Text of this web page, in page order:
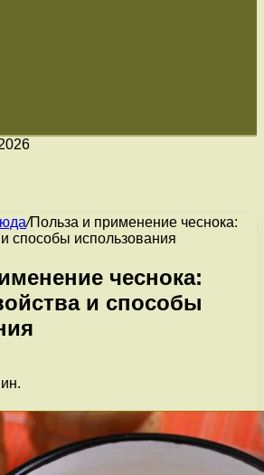
/Польза и применение чеснока:
способы использования
чеснока:
и способы